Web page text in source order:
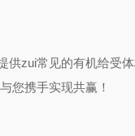
供zui常见的有机给受
您携手实现共赢！